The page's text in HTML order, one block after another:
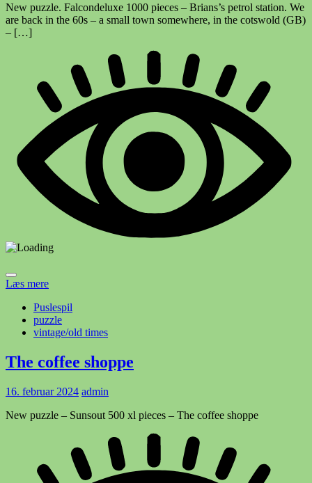
New puzzle. Falcondeluxe 1000 pieces – Brians’s petrol station. We
are back in the 60s – a small town somewhere, in the cotswold (GB)
– […]
Læs mere
Puslespil
puzzle
vintage/old times
The coffee shoppe
16. februar 2024 admin
New puzzle – Sunsout 500 xl pieces – The coffee shoppe